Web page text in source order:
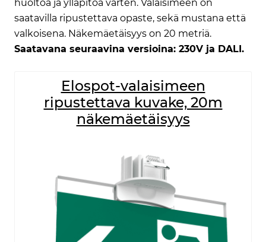
huoltoa ja ylläpitoa varten. Valaisimeen on
saatavilla ripustettava opaste, sekä mustana että
valkoisena. Näkemäetäisyys on 20 metriä.
Saatavana seuraavina versioina: 230V ja DALI.
Elospot-valaisimeen
ripustettava kuvake, 20m
näkemäetäisyys